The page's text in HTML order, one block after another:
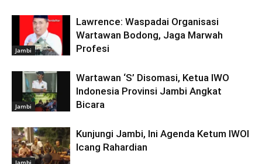
Jambi
Lawrence: Waspadai Organisasi
Wartawan Bodong, Jaga Marwah
Profesi
Jambi
Wartawan ‘S’ Disomasi, Ketua IWO
Indonesia Provinsi Jambi Angkat
Bicara
Jambi
Kunjungi Jambi, Ini Agenda Ketum IWOI
Icang Rahardian